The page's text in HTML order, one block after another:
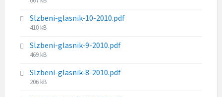
z
e
e
i
z
e
l
e
i
z
e
:
Slzbeni-glasnik-10-2010.pdf
F
l
e
i
z
410 kB
Slzbeni-glasnik-9-2010.pdf
F
l
e
469 kB
Slzbeni-glasnik-8-2010.pdf
F
206 kB